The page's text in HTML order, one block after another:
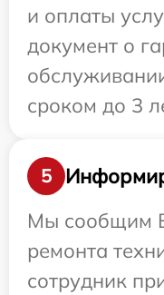
и оплаты
документ о
сроком до 3
5
Мы сообщим
ремонта
сотрудник